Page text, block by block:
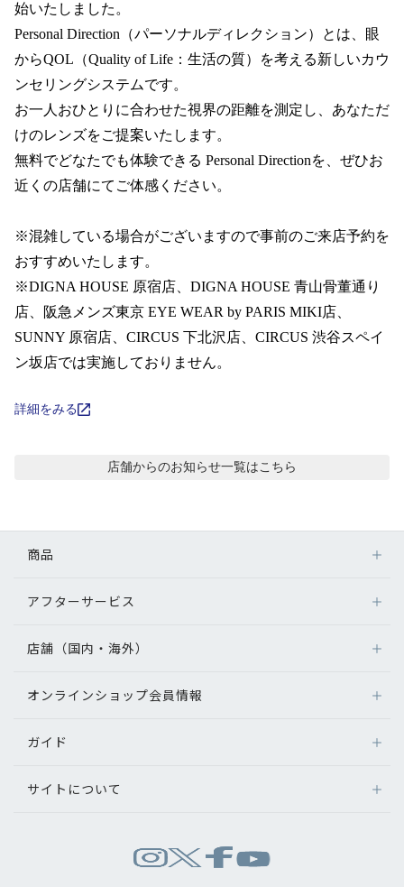
ブランド一覧
コンテンツを探す
スタッフコンテンツ
スタッフコンテンツ一覧
コーディネート
レビュー
ブログ
お知らせ
目のまめちしき
採用情報
始いたしました。
Personal Direction（パーソナルディレクション）とは、眼
からQOL（Quality of Life：生活の質）を考える新しいカウ
ンセリングシステムです。
お一人おひとりに合わせた視界の距離を測定し、あなただ
けのレンズをご提案いたします。
無料でどなたでも体験できる Personal Directionを、ぜひお
近くの店舗にてご体感ください。
※混雑している場合がございますので事前のご来店予約を
おすすめいたします。
※DIGNA HOUSE 原宿店、DIGNA HOUSE 青山骨董通り
店、阪急メンズ東京 EYE WEAR by PARIS MIKI店、
SUNNY 原宿店、CIRCUS 下北沢店、CIRCUS 渋谷スペイ
ン坂店では実施しておりません。
詳細をみる
店舗からのお知らせ一覧はこちら
商品
メガネ
サングラス
補聴器
グッズ・小物
アフターサービス
アフターサービス
メガネの不具合、修理について
補聴器に関するアフターサービス
店舗（国内・海外）
店舗検索
オンラインショップ会員情報
ログイン
ガイド
オンラインショップご利用ガイド
サイトについて